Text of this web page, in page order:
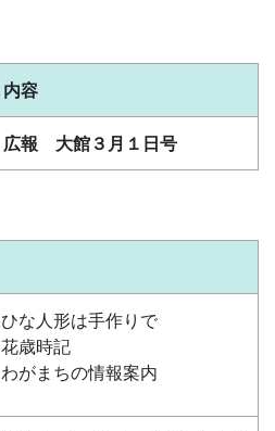
内容
広報 大館３月１日号
ひな人形は手作りで
花歳時記
わがまちの情報案内